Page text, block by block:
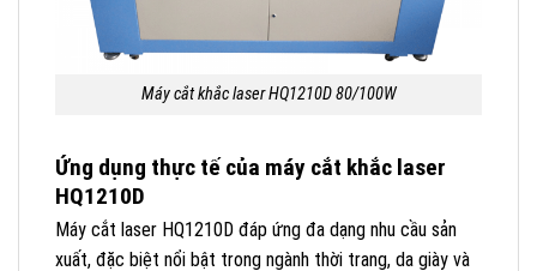
Máy cắt khắc laser HQ1210D 80/100W
Ứng dụng thực tế của máy cắt khắc laser
HQ1210D
Máy cắt laser HQ1210D đáp ứng đa dạng nhu cầu sản
xuất, đặc biệt nổi bật trong ngành thời trang, da giày và